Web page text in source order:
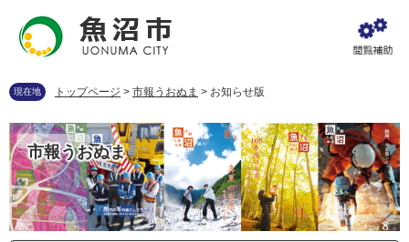
先
で
す
。
を
ば
し
て
本
文
へ
現在地 トップページ > 市報うおぬま > お知らせ版
市報うおぬま